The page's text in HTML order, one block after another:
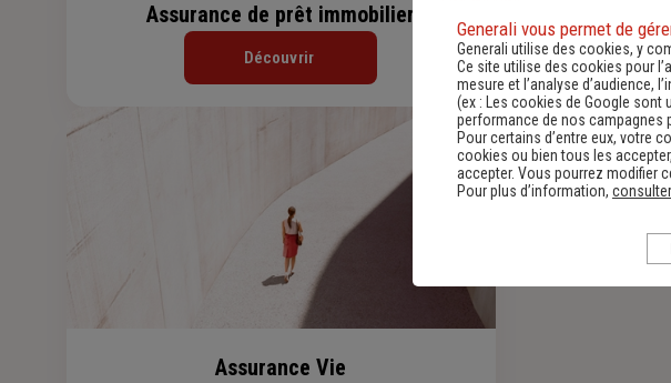
Assurance de prêt immobilier
Découvrir
Assurance Vie
Generali vous permet de
Generali utilise des cookies, y
Ce site utilise des cookies pour
mesure et l’analyse d’audience,
(ex :
Les cookies de Google
performance de nos campagnes
Pour certains d’entre eux, votre
cookies ou bien tous les
accepter. Vous pourrez modifier
Pour plus d’information,